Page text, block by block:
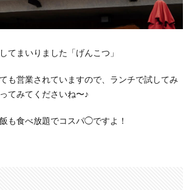
てまいりました「げんこつ」
も営業されていますので、ランチで試してみ
てみてくださいね〜♪
も食べ放題でコスパ◯ですよ！